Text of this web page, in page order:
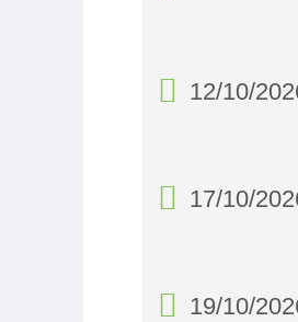
12/10/
17/10/
19/10/